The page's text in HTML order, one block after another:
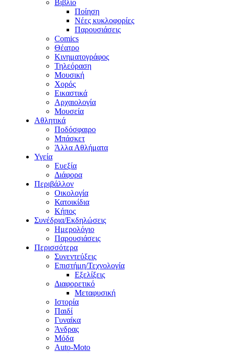
Βιβλίο
Ποίηση
Νέες κυκλοφορίες
Παρουσιάσεις
Comics
Θέατρο
Κινηματογράφος
Τηλεόραση
Μουσική
Χορός
Εικαστικά
Αρχαιολογία
Μουσεία
Αθλητικά
Ποδόσφαιρο
Μπάσκετ
Άλλα Αθλήματα
Υγεία
Ευεξία
Διάφορα
Περιβάλλον
Οικολογία
Κατοικίδια
Κήπος
Συνέδρια/Εκδηλώσεις
Ημερολόγιο
Παρουσιάσεις
Περισσότερα
Συνεντεύξεις
Επιστήμη/Τεχνολογία
Εξελίξεις
Διαφορετικό
Μεταφυσική
Ιστορία
Παιδί
Γυναίκα
Άνδρας
Μόδα
Auto-Moto